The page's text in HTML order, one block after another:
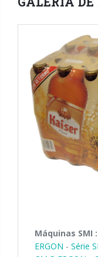
Máquinas SMI :
ERGON - Série